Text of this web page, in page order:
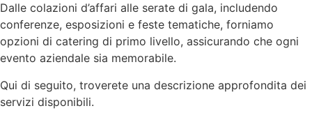
Dalle colazioni d’affari alle serate di gala, includendo
conferenze, esposizioni e feste tematiche, forniamo
opzioni di catering di primo livello, assicurando che ogni
evento aziendale sia memorabile.
Qui di seguito, troverete una descrizione approfondita dei
servizi disponibili.